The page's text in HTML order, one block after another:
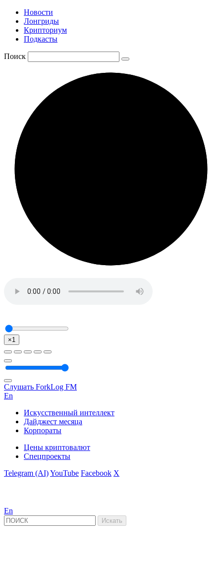
Новости
Лонгриды
Крипториум
Подкасты
Поиск
×1
Слушать ForkLog FM
En
Искусственный интеллект
Дайджест месяца
Корпораты
Цены криптовалют
Спецпроекты
Telegram (AI)YouTube Facebook X
En